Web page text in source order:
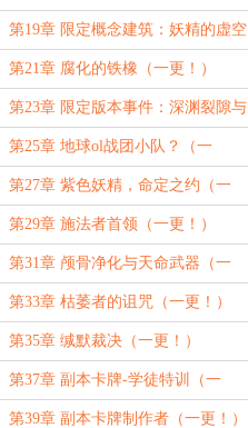
第19章 限定概念建筑：妖精的虚空
图书馆（一更！）
第21章 腐化的铁橡（一更！）
第23章 限定版本事件：深渊裂隙与
盆中莓（一更！）
第25章 地球ol战团小队？（一
更！）
第27章 紫色妖精，命定之约（一
更！）
第29章 施法者首领（一更！）
第31章 颅骨净化与天命武器（一
更！）
第33章 枯萎者的诅咒（一更！）
第35章 缄默裁决（一更！）
第37章 副本卡牌-学徒特训（一
更！）
第39章 副本卡牌制作者（一更！）